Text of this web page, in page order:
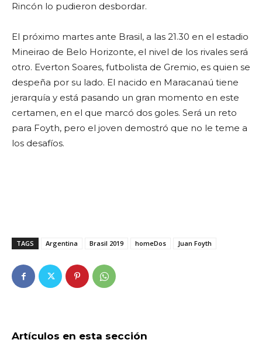
Rincón lo pudieron desbordar.
El próximo martes ante Brasil, a las 21.30 en el estadio
Mineirao de Belo Horizonte, el nivel de los rivales será
otro. Everton Soares, futbolista de Gremio, es quien se
despeña por su lado. El nacido en Maracanaú tiene
jerarquía y está pasando un gran momento en este
certamen, en el que marcó dos goles. Será un reto
para Foyth, pero el joven demostró que no le teme a
los desafíos.
TAGS Argentina Brasil 2019 homeDos Juan Foyth
Artículos en esta sección